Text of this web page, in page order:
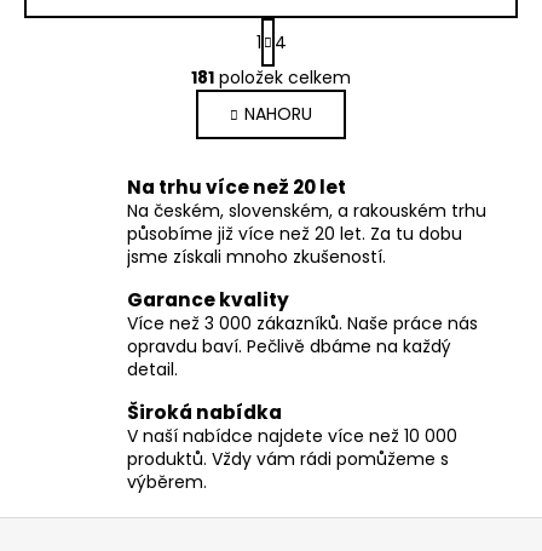
O
v
l
á
d
a
c
í
r
v
k
v
ý
p
s
S
t
r
á
n
k
v
á
n
í
1
4
181 položek celkem
NAHORU
Na trhu více než 20 let
Na českém, slovenském, a rakouském trhu
působíme již více než 20 let. Za tu dobu
jsme získali mnoho zkušeností.
Garance kvality
Více než 3 000 zákazníků. Naše práce nás
opravdu baví. Pečlivě dbáme na každý
detail.
Široká nabídka
V naší nabídce najdete více než 10 000
produktů. Vždy vám rádi pomůžeme s
výběrem.